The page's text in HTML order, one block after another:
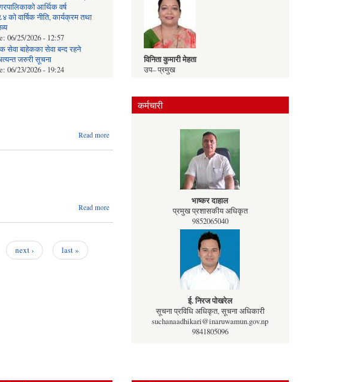
आर्थिक वर्ष
को वार्षिक नीति, कार्यक्रम तथा
06/25/2026 - 12:57
सेवा बाहेकका सेवा बन्द रहने
जरुरी सूचना
06/23/2026 - 19:24
विनिता कुमारी मेहता
उप– प्रमुख
प्रवक्ता / वडा अध्यक्ष
९८५२०४५२६५
Read more
Read more
next › last »
कर्मचारी
भाष्कर दाहाल
प्रमुख प्रशासकीय अधिकृत
9852065040
ई. निरज पोखरेल
सूचना प्रविधि अधिकृत, सूचना अधिकारी
suchanaadhikari@inaruwamun.gov.np
9841805096